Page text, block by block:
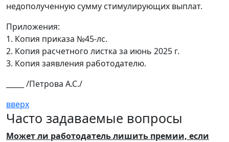
недополученную сумму стимулирующих выплат.
Приложения:
1. Копия приказа №45-лс.
2. Копия расчетного листка за июнь 2025 г.
3. Копия заявления работодателю.
_____ /Петрова А.С./
вверх
Часто задаваемые вопросы
Может ли работодатель лишить премии, если